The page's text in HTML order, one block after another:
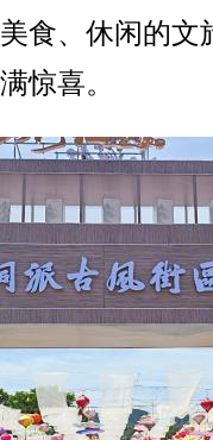
食、休闲的文
惊喜。